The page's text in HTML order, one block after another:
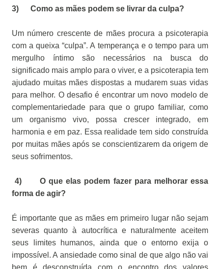
3) Como as mães podem se livrar da culpa?
Um número crescente de mães procura a psicoterapia
com a queixa “culpa”. A temperança e o tempo para um
mergulho íntimo são necessários na busca do
significado mais amplo para o viver, e a psicoterapia tem
ajudado muitas mães dispostas a mudarem suas vidas
para melhor. O desafio é encontrar um novo modelo de
complementariedade para que o grupo familiar, como
um organismo vivo, possa crescer integrado, em
harmonia e em paz. Essa realidade tem sido construída
por muitas mães após se conscientizarem da origem de
seus sofrimentos.
4) O que elas podem fazer para melhorar essa
forma de agir?
É importante que as mães em primeiro lugar não sejam
severas quanto à autocrítica e naturalmente aceitem
seus limites humanos, ainda que o entorno exija o
impossível. A ansiedade como sinal de que algo não vai